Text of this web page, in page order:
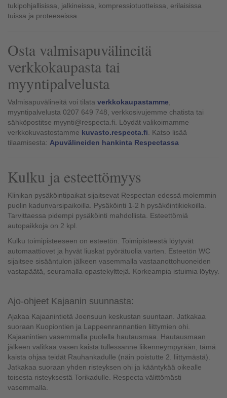
tukipohjallisissa, jalkineissa, kompressiotuotteissa, erilaisissa
tuissa ja proteeseissa.
Osta valmisapuvälineitä
verkkokaupasta tai
myyntipalvelusta
Valmisapuvälineitä voi tilata verkkokaupastamme
myyntipalvelusta 0207 649 748, verkkosivujemme chatista tai
sähköpostitse myynti@respecta.fi. Löydät valikoimamme
verkkokuvastostamme kuvasto.respecta.fi . Katso lisää
tilaamisesta: Apuvälineiden hankinta Respectassa
Kulku ja esteettömyys
Klinikan pysäköintipaikat sijaitsevat Respectan edessä molemmin
puolin kadunvarsipaikoilla. Pysäköinti 1-2 h pysäköintikiekoilla.
Tarvittaessa pidempi pysäköinti mahdollista. Esteettömiä
autopaikkoja on 2 kpl.
Kulku toimipisteeseen on esteetön. Toimipisteestä löytyvät
automaattiovet ja hyvät liuskat pyörätuolia varten. Esteetön WC
sijaitsee sisääntulon jälkeen vasemmalla vastaanottohuoneiden
vastapäätä, seuramalla opastekylttejä. Korkeampia istuimia löytyy.
Ajo-ohjeet Kajaanin suunnasta:
Ajakaa Kajaanintietä Joensuun keskustan suuntaan. Jatkakaa
suoraan Kuopiontien ja Lappeenrannantien liittymien ohi.
Kajaanintien vasemmalla puolella hautausmaa. Hautausmaan
jälkeen valitkaa vasen kaista tullessanne liikenneympyrään, tämä
kaista ohjaa teidät Rauhankadulle (näin poistutte 2. liittymästä).
Jatkakaa suoraan yhden risteyksen ohi ja kääntykää oikealle
toisesta risteyksestä Torikadulle. Respecta välittömästi
vasemmalla.